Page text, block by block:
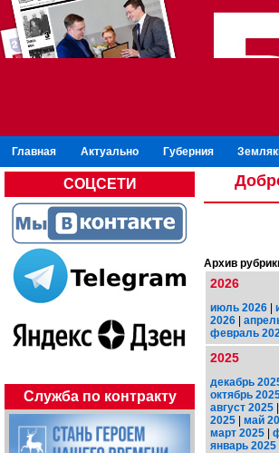
Главная Актуально Губерния
СОЦСЕТИ
Служба по контракту
Архив
2026
июль 2026 |
2026 |
февраль
2025
декабрь
октябрь
август 2025 |
2025 | май
март 2025 |
январь 2025